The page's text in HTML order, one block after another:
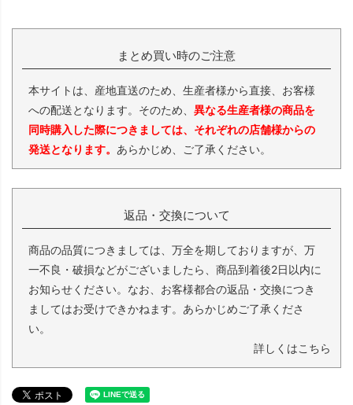
まとめ買い時のご注意
本サイトは、産地直送のため、生産者様から直接、お客様
への配送となります。そのため、 異なる生産者様の商品を
同時購入した際につきましては、それぞれの店舗様からの
発送となります。 あらかじめ、ご了承ください。
返品・交換について
商品の品質につきましては、万全を期しておりますが、万
一不良・破損などがございましたら、商品到着後2日以内に
お知らせください。なお、お客様都合の返品・交換につき
ましてはお受けできかねます。あらかじめご了承くださ
い。
詳しくはこちら